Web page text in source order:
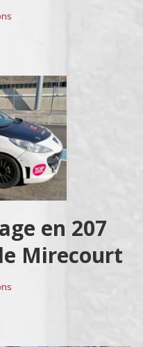
en 207
Mirecourt